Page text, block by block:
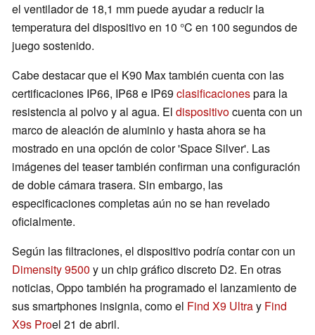
el ventilador de 18,1 mm puede ayudar a reducir la
temperatura del dispositivo en 10 °C en 100 segundos de
juego sostenido.
Cabe destacar que el K90 Max también cuenta con las
certificaciones IP66, IP68 e IP69 clasificacionespara la
resistencia al polvo y al agua. El dispositivocuenta con un
marco de aleación de aluminio y hasta ahora se ha
mostrado en una opción de color 'Space Silver'. Las
imágenes del teaser también confirman una configuración
de doble cámara trasera. Sin embargo, las
especificaciones completas aún no se han revelado
oficialmente.
Según las filtraciones, el dispositivo podría contar con un
Dimensity 9500 y un chip gráfico discreto D2. En otras
noticias, Oppo también ha programado el lanzamiento de
sus smartphones insignia, como el Find X9 Ultray Find
X9s Proel 21 de abril.